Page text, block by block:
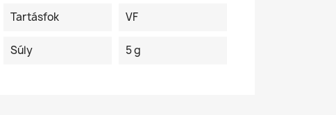
Tartásfok
VF
Súly 5 g